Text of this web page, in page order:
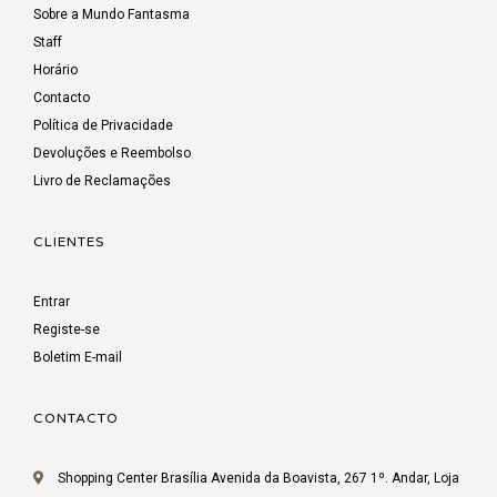
Sobre a Mundo Fantasma
Staff
Horário
Contacto
Política de Privacidade
Devoluções e Reembolso
Livro de Reclamações
CLIENTES
Entrar
Registe-se
Boletim E-mail
CONTACTO
Shopping Center Brasília Avenida da Boavista, 267 1º. Andar, Loja